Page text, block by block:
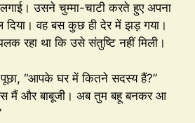
लगाई। उसने चुम्मा-चाटी करते हुए अपना
दिया। वह बस कुछ ही देर में झड़ गया।
रहा था कि उसे संतुष्टि नहीं मिली।
पूछा, “आपके घर में कितने सदस्य हैं?”
मैं और बाबूजी। अब तुम बहू बनकर आ